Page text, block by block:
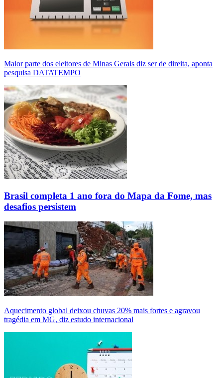
Maior parte dos eleitores de Minas Gerais diz ser de direita, aponta
pesquisa DATATEMPO
Brasil completa 1 ano fora do Mapa da Fome, mas
desafios persistem
Aquecimento global deixou chuvas 20% mais fortes e agravou
tragédia em MG, diz estudo internacional